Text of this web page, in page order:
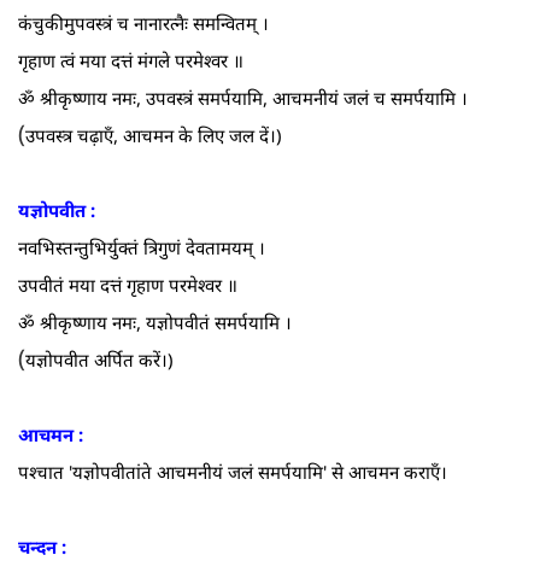
कंचुकीमुपवस्त्रं च नानारत्नैः समन्वितम्‌ ।
गृहाण त्वं मया दत्तं मंगले परमेश्वर ॥
ॐ श्रीकृष्णाय नमः, उपवस्त्रं समर्पयामि, आचमनीयं जलं च समर्पयामि ।
(उपवस्त्र चढ़ाएँ, आचमन के लिए जल दें।)
यज्ञोपवीत :
नवभिस्तन्तुभिर्युक्तं त्रिगुणं देवतामयम्‌ ।
उपवीतं मया दत्तं गृहाण परमेश्वर ॥
ॐ श्रीकृष्णाय नमः, यज्ञोपवीतं समर्पयामि ।
(यज्ञोपवीत अर्पित करें।)
आचमन :
पश्चात 'यज्ञोपवीतांते आचमनीयं जलं समर्पयामि' से आचमन कराएँ।
चन्दन :